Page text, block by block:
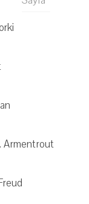
Armentrout